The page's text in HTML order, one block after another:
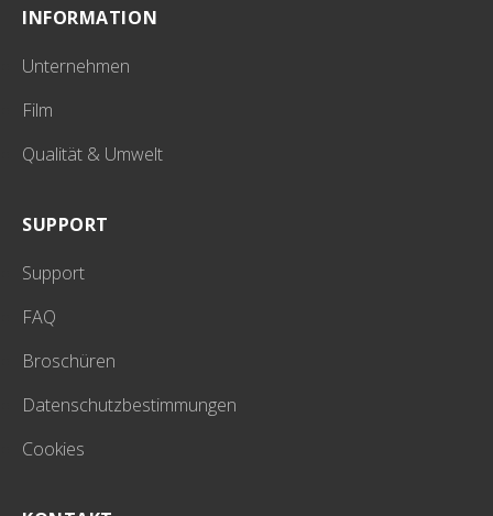
INFORMATION
Unternehmen
Film
Qualität & Umwelt
SUPPORT
Support
FAQ
Broschüren
Datenschutzbestimmungen
Cookies